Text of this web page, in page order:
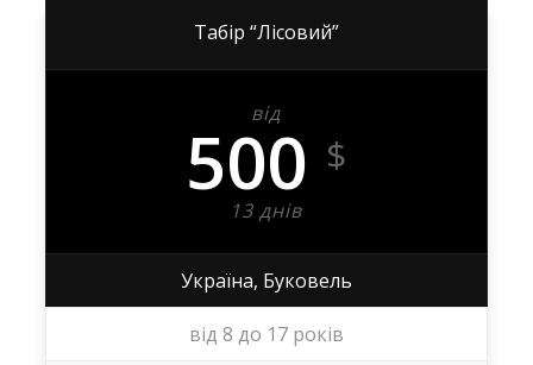
Табір “Лісовий”
від
500 $
13 днів
Україна, Буковель
від 8 до 17 років